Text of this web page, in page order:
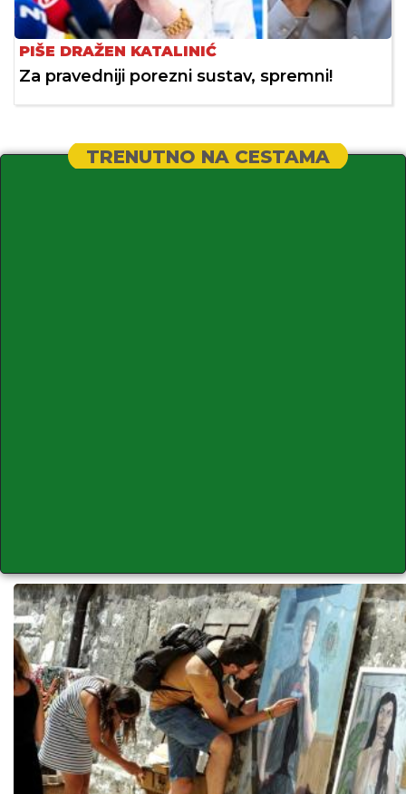
PIŠE DRAŽEN KATALINIĆ
Za pravedniji porezni sustav, spremni!
TRENUTNO NA CESTAMA